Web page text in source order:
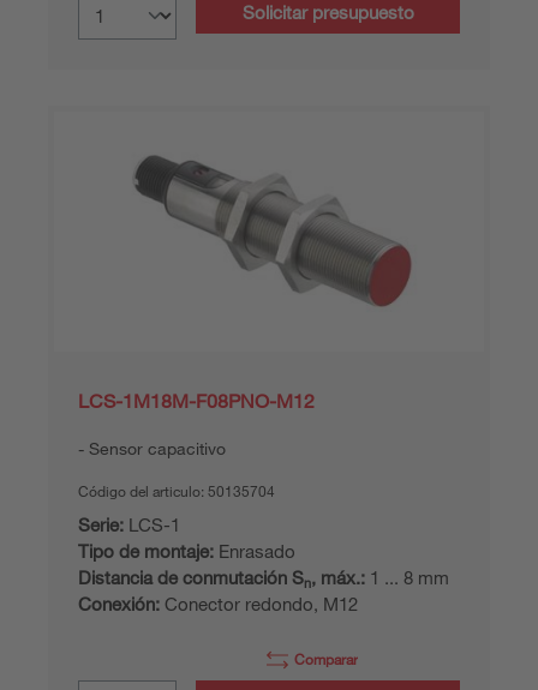
Solicitar presupuesto
LCS-1M18M-F08PNO-M12
Sensor capacitivo
Código del articulo: 50135704
Serie: LCS-1
Tipo de montaje: Enrasado
Distancia de conmutación Sn, máx.: 1 ... 8 mm
Conexión: Conector redondo, M12
Comparar